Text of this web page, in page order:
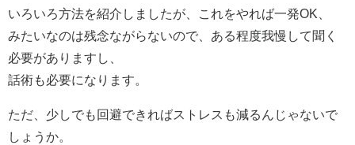
いろいろ方法を紹介しましたが、これをやれば一発OK、
みたいなのは残念ながらないので、ある程度我慢して聞く
必要がありますし、
話術も必要になります。
ただ、少しでも回避できればストレスも減るんじゃないで
しょうか。